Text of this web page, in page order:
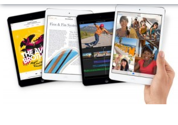
門市據點
iMCheck APP
iPhone 回收價
線上商城